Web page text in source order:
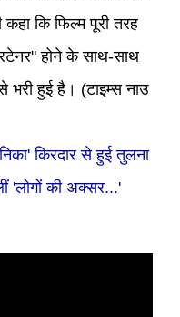
कि फिल्म पूरी तरह
होने के साथ-साथ
भरी हुई है। (टाइम्स नाउ
किरदार से हुई तुलना
'लोगों की अक्सर...'